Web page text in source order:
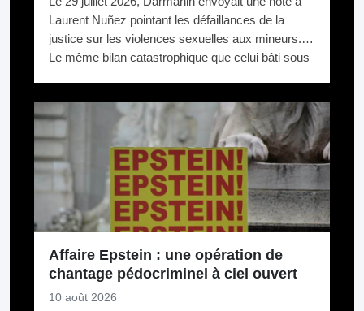
Laurent Nuñez pointant les défaillances de la
justice sur les violences sexuelles aux mineurs.
Le même bilan catastrophique que celui bâti sous
Affaire Epstein : une opération de
chantage pédocriminel à ciel ouvert
10 août 2026